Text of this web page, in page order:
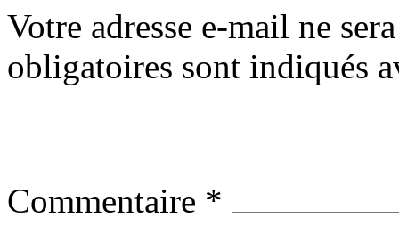
Votre adresse e-mail ne
obligatoires sont indiqués
Commentaire *